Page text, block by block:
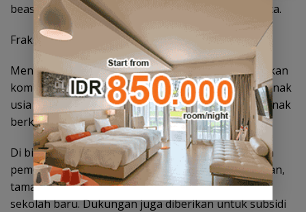
beasiswa dan program penguatan sektor pariwisata.
Fraksi PAN-Demokrat-PPP
Menanggapi Safari Ramadhan, Pemko menyampaikan
komitmen memfasilitasi dokumen kependudukan anak
usia wajib belajar dan koordinasi pendidikan bagi anak
berkebutuhan khusus.
Di bidang infrastruktur, anggaran difokuskan pada
pemeliharaan jalan, revitalisasi kantor pemerintahan,
taman kota, penerangan jalan, dan pembangunan
sekolah baru. Dukungan juga diberikan untuk subsidi